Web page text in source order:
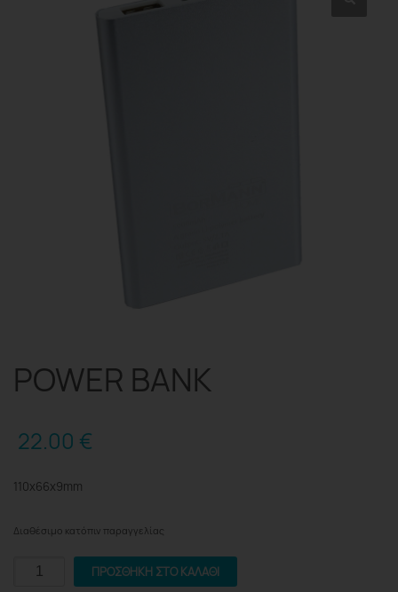
POWER BANK
22.00 €
110x66x9mm
Διαθέσιμο κατόπιν παραγγελίας
POWER
ΠΡΟΣΘΉΚΗ ΣΤΟ ΚΑΛΆΘΙ